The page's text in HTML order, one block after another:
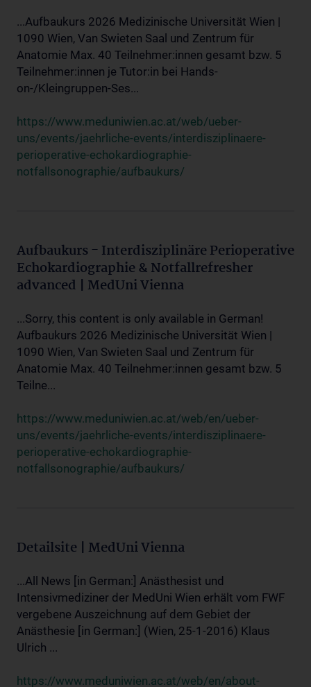
...Aufbaukurs 2026 Medizinische Universität Wien |
1090 Wien, Van Swieten Saal und Zentrum für
Anatomie Max. 40 Teilnehmer:innen gesamt bzw. 5
Teilnehmer:innen je Tutor:in bei Hands-
on-/Kleingruppen-Ses...
https://www.meduniwien.ac.at/web/ueber-
uns/events/jaehrliche-events/interdisziplinaere-
perioperative-echokardiographie-
notfallsonographie/aufbaukurs/
Aufbaukurs - Interdisziplinäre Perioperative
Echokardiographie & Notfallrefresher
advanced | MedUni Vienna
...Sorry, this content is only available in German!
Aufbaukurs 2026 Medizinische Universität Wien |
1090 Wien, Van Swieten Saal und Zentrum für
Anatomie Max. 40 Teilnehmer:innen gesamt bzw. 5
Teilne...
https://www.meduniwien.ac.at/web/en/ueber-
uns/events/jaehrliche-events/interdisziplinaere-
perioperative-echokardiographie-
notfallsonographie/aufbaukurs/
Detailsite | MedUni Vienna
...All News [in German:] Anästhesist und
Intensivmediziner der MedUni Wien erhält vom FWF
vergebene Auszeichnung auf dem Gebiet der
Anästhesie [in German:] (Wien, 25-1-2016) Klaus
Ulrich ...
https://www.meduniwien.ac.at/web/en/about-